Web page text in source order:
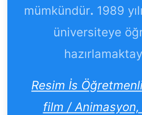
mümkündür. 1989
üniversiteye
Resim İs
film /